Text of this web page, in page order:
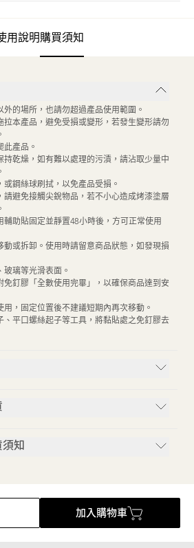
用說明購買須知
的場所，也請勿超過產品使用範圍。
拉本產品，避免受損或變形，若發生變形請勿
此產品。
持乾燥，如有難以處理的污漬，請沾取少量中
鋼絲球刷拭，以免產品受損。
請避免接觸尖銳物品，若不小心造成烤漆塗層
輔助貼固定並靜置48小時後，方可正常使用
動或拆卸。使用時請留意商品狀態，如發現損
玻璃等光滑表面。
免釘膠「全數使用完畢」，以確保商品達到安
用，固定位置後不建議短期內再次移動。
、平口螺絲起子等工具，將黏貼處之免釘膠去
知
加入購物車